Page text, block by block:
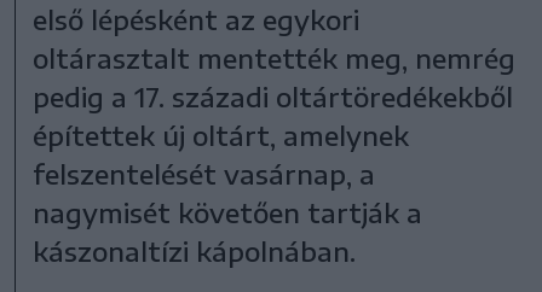
első lépésként az egykori
oltárasztalt mentették meg, nemrég
pedig a 17. századi oltártöredékekből
építettek új oltárt, amelynek
felszentelését vasárnap, a
nagymisét követően tartják a
kászonaltízi kápolnában.